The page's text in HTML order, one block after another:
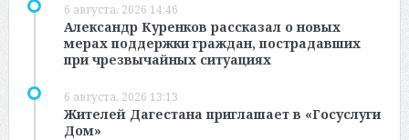
6 августа, 2026 14:46
Александр Куренков рассказал о новых
мерах поддержки граждан, пострадавших
при чрезвычайных ситуациях
6 августа, 2026 13:13
Жителей Дагестана приглашает в «Госуслуги
Дом»